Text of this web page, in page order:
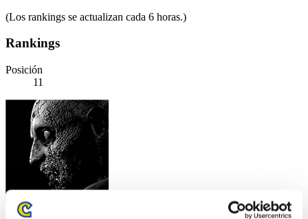
(Los rankings se actualizan cada 6 horas.)
Rankings
Posición
11